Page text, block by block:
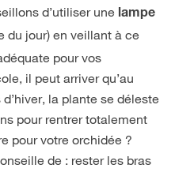
d’utiliser une lampe
du jour) en veillant à ce
pour vos
il peut arriver qu’au
la plante se déleste
pour rentrer totalement
pour votre orchidée ?
de : rester les bras